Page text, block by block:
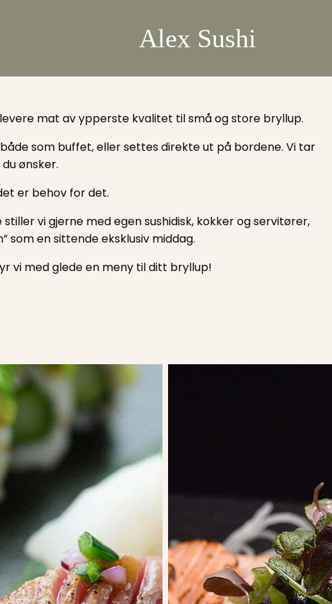
Alex Sushi
mat av ypperste kvalitet til små og store bryllup.
som buffet, eller settes direkte ut på bordene. Vi tar
ønsker.
er behov for det.
vi gjerne med egen sushidisk, kokker og servitører,
som en sittende eksklusiv middag.
vi med glede en meny til ditt bryllup!